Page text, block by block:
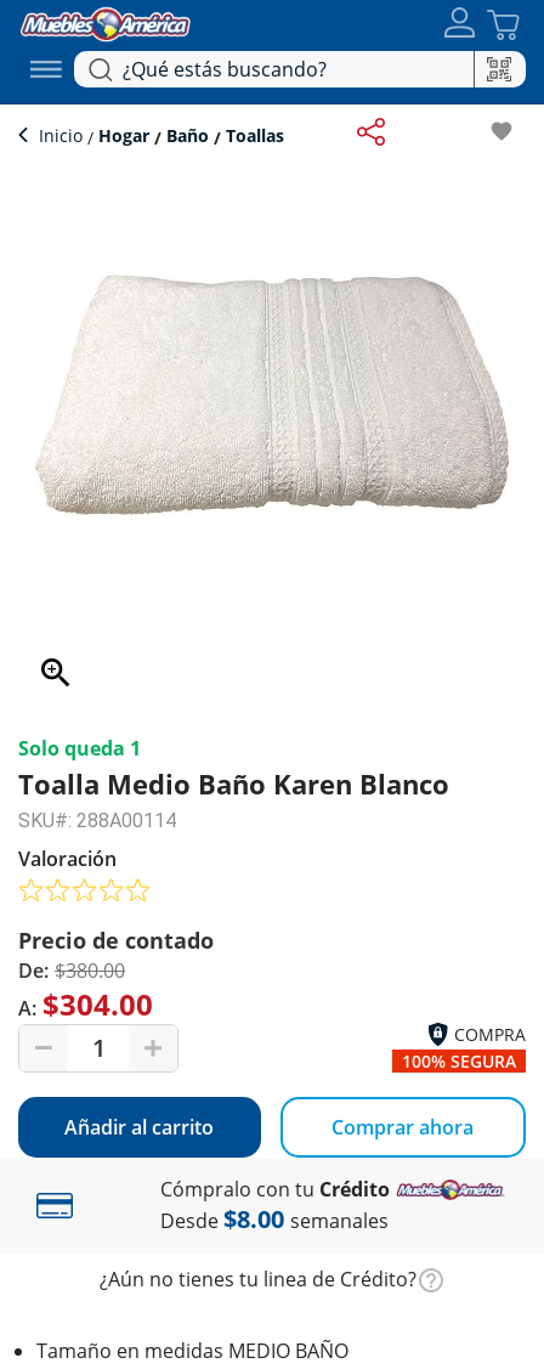
Inicio Hogar Baño Toallas favorite
zoom_in
Solo queda 1
Toalla Medio Baño Karen Blanco
SKU#: 288A00114
Valoración
Precio de contado
De: $380.00
A: $304.00
1
COMPRA
100% SEGURA
Añadir al carrito Comprar ahora
Cómpralo con tu Crédito
Desde$8.00 semanales
¿Aún no tienes tu linea de Crédito?
Tamaño en medidas MEDIO BAÑO